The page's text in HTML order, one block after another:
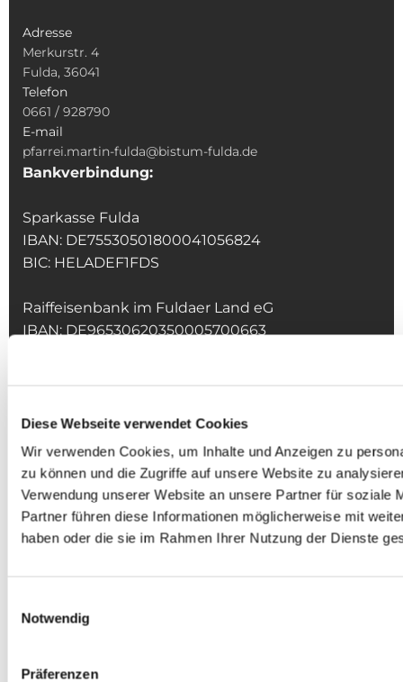
Diese Webseite verwendet Cookies
Wir verwenden Cookies, um Inhalte und Anzeigen zu
zu können und die Zugriffe auf unsere Website zu
Verwendung unserer Website an unsere Partner für soziale
Partner führen diese Informationen möglicherweise mit
haben oder die sie im Rahmen Ihrer Nutzung der Dienste
Notwendig
Präferenzen
Adresse
Merkurstr. 4
Fulda, 36041
Telefon
0661 / 928790
E-mail
pfarrei.martin-fulda@bistum-fulda.de
Bankverbindung:
Sparkasse Fulda
IBAN: DE75530501800041056824
BIC: HELADEF1FDS
Raiffeisenbank im Fuldaer Land eG
IBAN: DE96530620350005700663
Öffnungszeiten
Zentrales Pfarrbüro
Mo, Di, Do: 09:00-12:00
Mi: 16:00-18:00